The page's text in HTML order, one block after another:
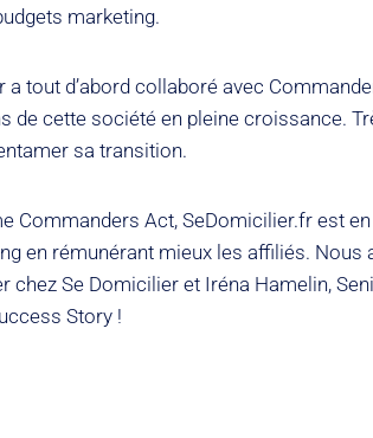
marketing.
a tout d’abord collaboré avec
de cette société en pleine croissance.
sa transition.
Commanders Act, SeDomicilier.fr est
en rémunérant mieux les affiliés. Nous
chez Se Domicilier et Iréna Hamelin,
Story !